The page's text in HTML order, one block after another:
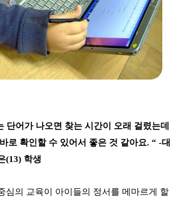
단어가 나오면 찾는 시간이 오래 걸렸는데
로 확인할 수 있어서 좋은 것 같아요. “ -대
(13) 학생
심의 교육이 아이들의 정서를 메마르게 할